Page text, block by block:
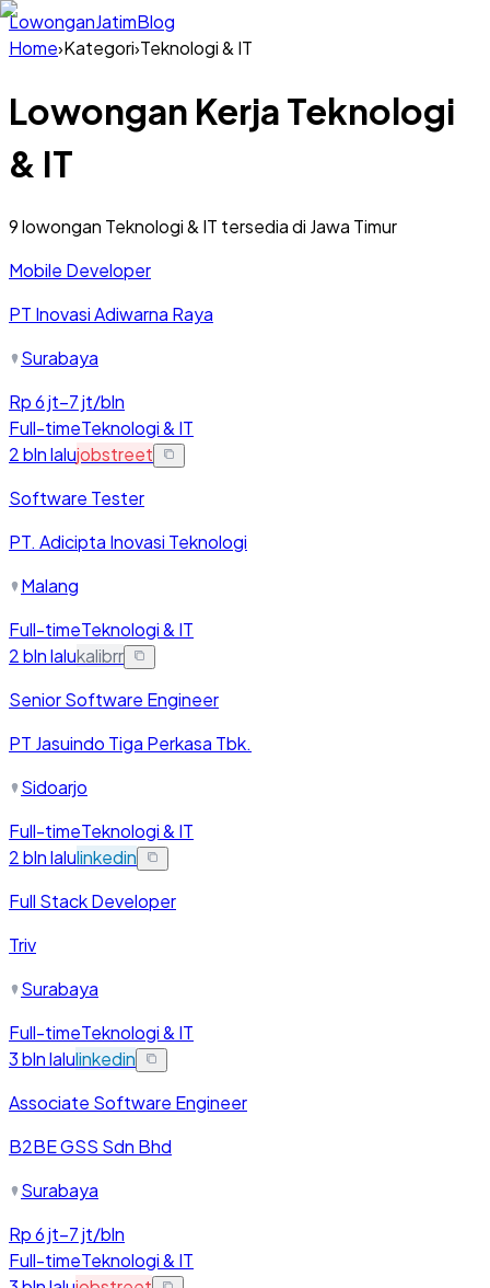
LowonganJatimBlog
Home›Kategori›Teknologi & IT
Lowongan Kerja Teknologi
& IT
9lowongan Teknologi & IT tersedia di Jawa Timur
Mobile Developer
PT Inovasi Adiwarna Raya
Surabaya
Rp 6 jt–7 jt/bln
Full-timeTeknologi & IT
2 bln lalujobstreet
Software Tester
PT. Adicipta Inovasi Teknologi
Malang
Full-timeTeknologi & IT
2 bln lalukalibrr
Senior Software Engineer
PT Jasuindo Tiga Perkasa Tbk.
Sidoarjo
Full-timeTeknologi & IT
2 bln lalulinkedin
Full Stack Developer
Triv
Surabaya
Full-timeTeknologi & IT
3 bln lalulinkedin
Associate Software Engineer
B2BE GSS Sdn Bhd
Surabaya
Rp 6 jt–7 jt/bln
Full-timeTeknologi & IT